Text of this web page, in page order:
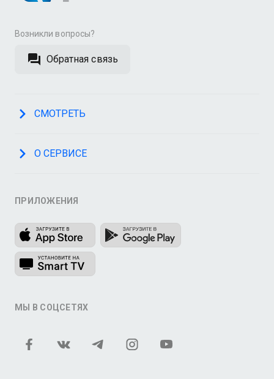
Возникли вопросы?
Обратная связь
СМОТРЕТЬ
О СЕРВИСЕ
ПРИЛОЖЕНИЯ
МЫ В СОЦСЕТЯХ